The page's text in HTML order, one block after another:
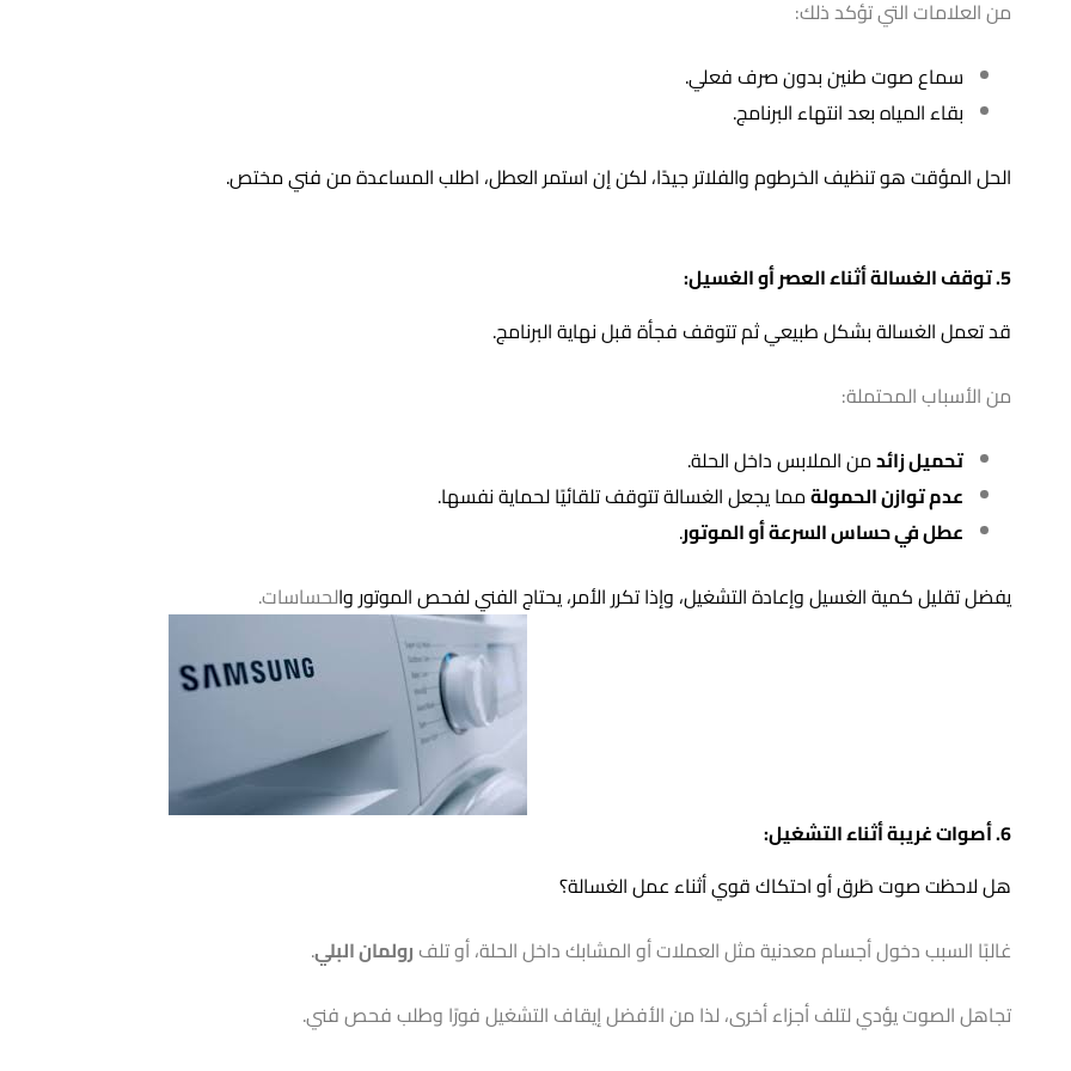
اللوحة الإلكترونية (Main PCB) هي العقل الذي يتحكم بجميع وظائف الغسالة.
أي خلل فيها يؤدي لتوقف الغسالة تمامًا أو ظهور رموز أعطال على الشاشة مثل:
في هذه الحالة لا تحاول الإصلاح بنفسك — تواصل مع
فني صيانة غسالات سامسونج في الكويت
إذا توقفت الغسالة في منتصف الدورة والماء مازال داخل الحلة، فغالبًا السبب هو انسداد في خرطوم التصريف أو تلف في
سماع صوت طنين بدون صرف فعلي.
بقاء المياه بعد انتهاء البرنامج.
الحل المؤقت هو تنظيف الخرطوم والفلاتر جيدًا، لكن إن استمر العطل، اطلب المساعدة من فني مختص.
تحميل زائد
من الملابس داخل الحلة.
عدم توازن الحمولة
مما يجعل الغسالة تتوقف تلقائيًا لحماية نفسها.
عطل في حساس السرعة أو الموتور.
يفضل تقليل كمية الغسيل وإعادة التشغيل، وإذا تكرر الأمر، يحتاج الفني لفحص الموتور وا لحساسات.